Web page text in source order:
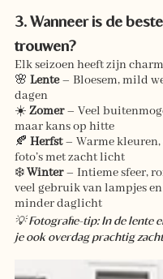
3. Wanneer is de
trouwen?
Elk seizoen heeft zijn
🌸 Lente – Bloesem, mild
dagen
☀️ Zomer – Veel
maar kans op hitte
🍂 Herfst – Warme kleuren,
foto’s met zacht licht
❄️ Winter – Intieme sfeer,
veel gebruik van lampjes
minder daglicht
💡 Fotografie-tip: In de lente
je ook overdag prachtig